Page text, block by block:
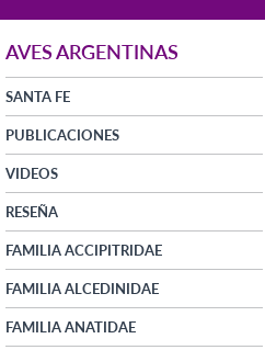
AVES ARGENTINAS
SANTA FE
PUBLICACIONES
VIDEOS
RESEÑA
FAMILIA ACCIPITRIDAE
FAMILIA ALCEDINIDAE
FAMILIA ANATIDAE